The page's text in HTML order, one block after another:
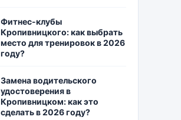
Фитнес-клубы
Кропивницкого: как выбрать
место для тренировок в 2026
году?
Замена водительского
удостоверения в
Кропивницком: как это
сделать в 2026 году?